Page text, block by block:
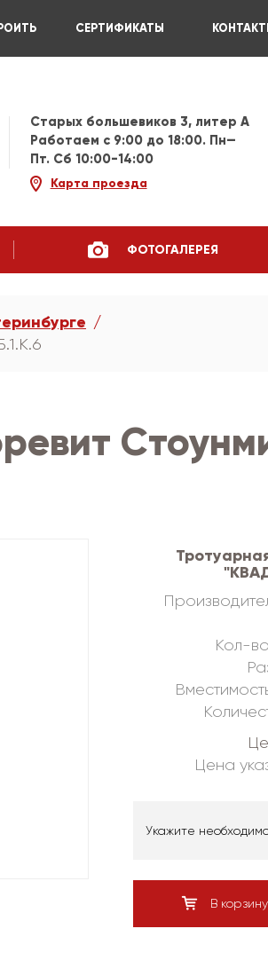
СЕРТИФИКАТЫ
Старых большевиков 3, литер А
Работаем c 9:00 до 18:00. Пн—
Пт. Сб 10:00-14:00
Карта проезда
ФОТОГАЛЕРЕЯ
Кол-
Цена
Укажите
В корзину